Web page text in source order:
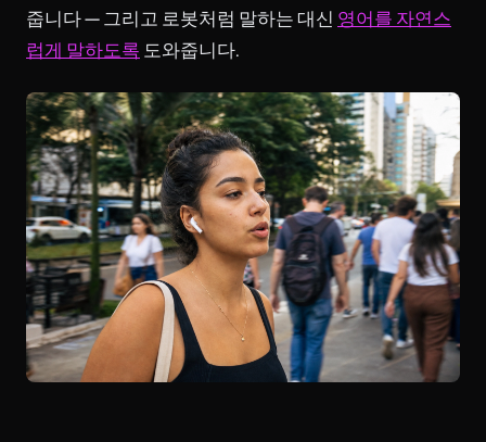
줍니다 — 그리고 로봇처럼 말하는 대신 영어를 자연스
럽게 말하도록 도와줍니다.